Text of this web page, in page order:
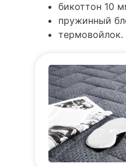
бикоттон 10
пружинный
термовойлок.